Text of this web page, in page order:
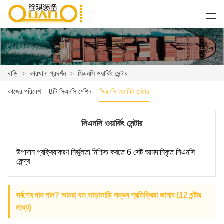
বাড়ি
কেস
কারখানা প্রদর্শন
আমাদের সাথে যোগাযোগ করুন
العربية বাংলা ভাষার English Español
বাড়ি > কারখানা প্রদর্শন > সিএনসি ওয়ার্কিং সেন্টার
কাজের পরিবেশ 8টি সিএনসি মেশিন সিএনসি ওয়ার্কিং সেন্টার
সিএনসি ওয়ার্কিং সেন্টার
উপাদান প্রক্রিয়াকরণ নির্ভুলতা নিশ্চিত করতে 6 সেট আমদানিকৃত সিএনসি
কেন্দ্র
সর্বশেষ দাম পান? আমরা যত তাড়াতাড়ি সম্ভব প্রতিক্রিয়া জানাব (12 ঘন্টার
মধ্যে)